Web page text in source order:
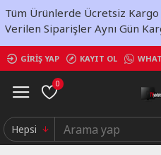
Tüm Ürünlerde Ücretsiz Kargo
Verilen Siparişler Aynı Gün
GIRIŞ YAP KAYIT OL
0
Hepsi